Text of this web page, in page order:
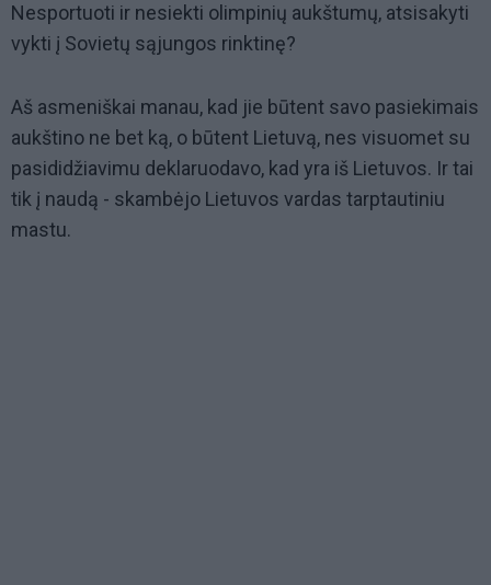
Nesportuoti ir nesiekti olimpinių aukštumų, atsisakyti
vykti į Sovietų sąjungos rinktinę?
Aš asmeniškai manau, kad jie būtent savo pasiekimais
aukštino ne bet ką, o būtent Lietuvą, nes visuomet su
pasididžiavimu deklaruodavo, kad yra iš Lietuvos. Ir tai
tik į naudą - skambėjo Lietuvos vardas tarptautiniu
mastu.